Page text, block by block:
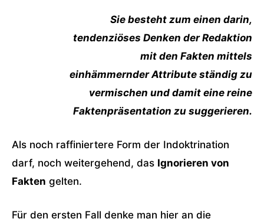
Sie besteht zum einen darin,
tendenziöses Denken der Redaktion
mit den Fakten mittels
einhämmernder Attribute ständig zu
vermischen und damit eine reine
Faktenpräsentation zu suggerieren.
Als noch raffiniertere Form der Indoktrination
darf, noch weitergehend, das Ignorieren von
Fakten gelten.
Für den ersten Fall denke man hier an die